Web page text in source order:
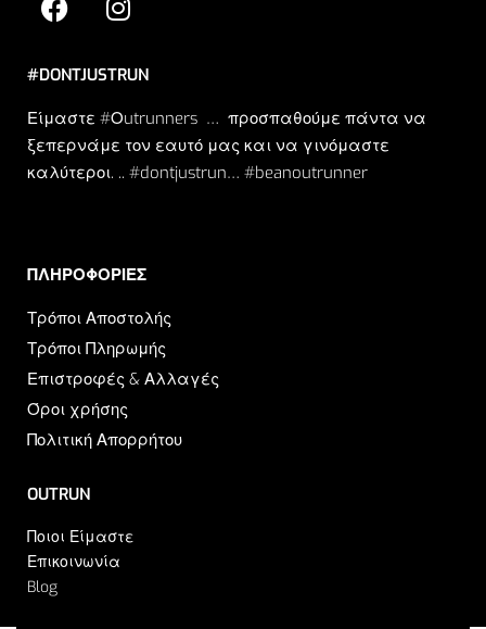
#DONTJUSTRUN
Είμαστε #Οutrunners … προσπαθούμε πάντα να
ξεπερνάμε τον εαυτό μας και να γινόμαστε
καλύτεροι. .. #dontjustrun… #beanoutrunner
ΠΛΗΡΟΦΟΡΙΕΣ​
Τρόποι Αποστολής
Τρόποι Πληρωμής
Επιστροφές & Αλλαγές
Όροι χρήσης
Πολιτική Απορρήτου
OUTRUN
Ποιοι Είμαστε
Επικοινωνία
Blog